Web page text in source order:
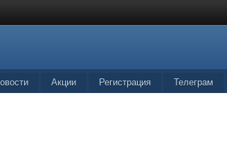
Акции Регистрация Телеграм